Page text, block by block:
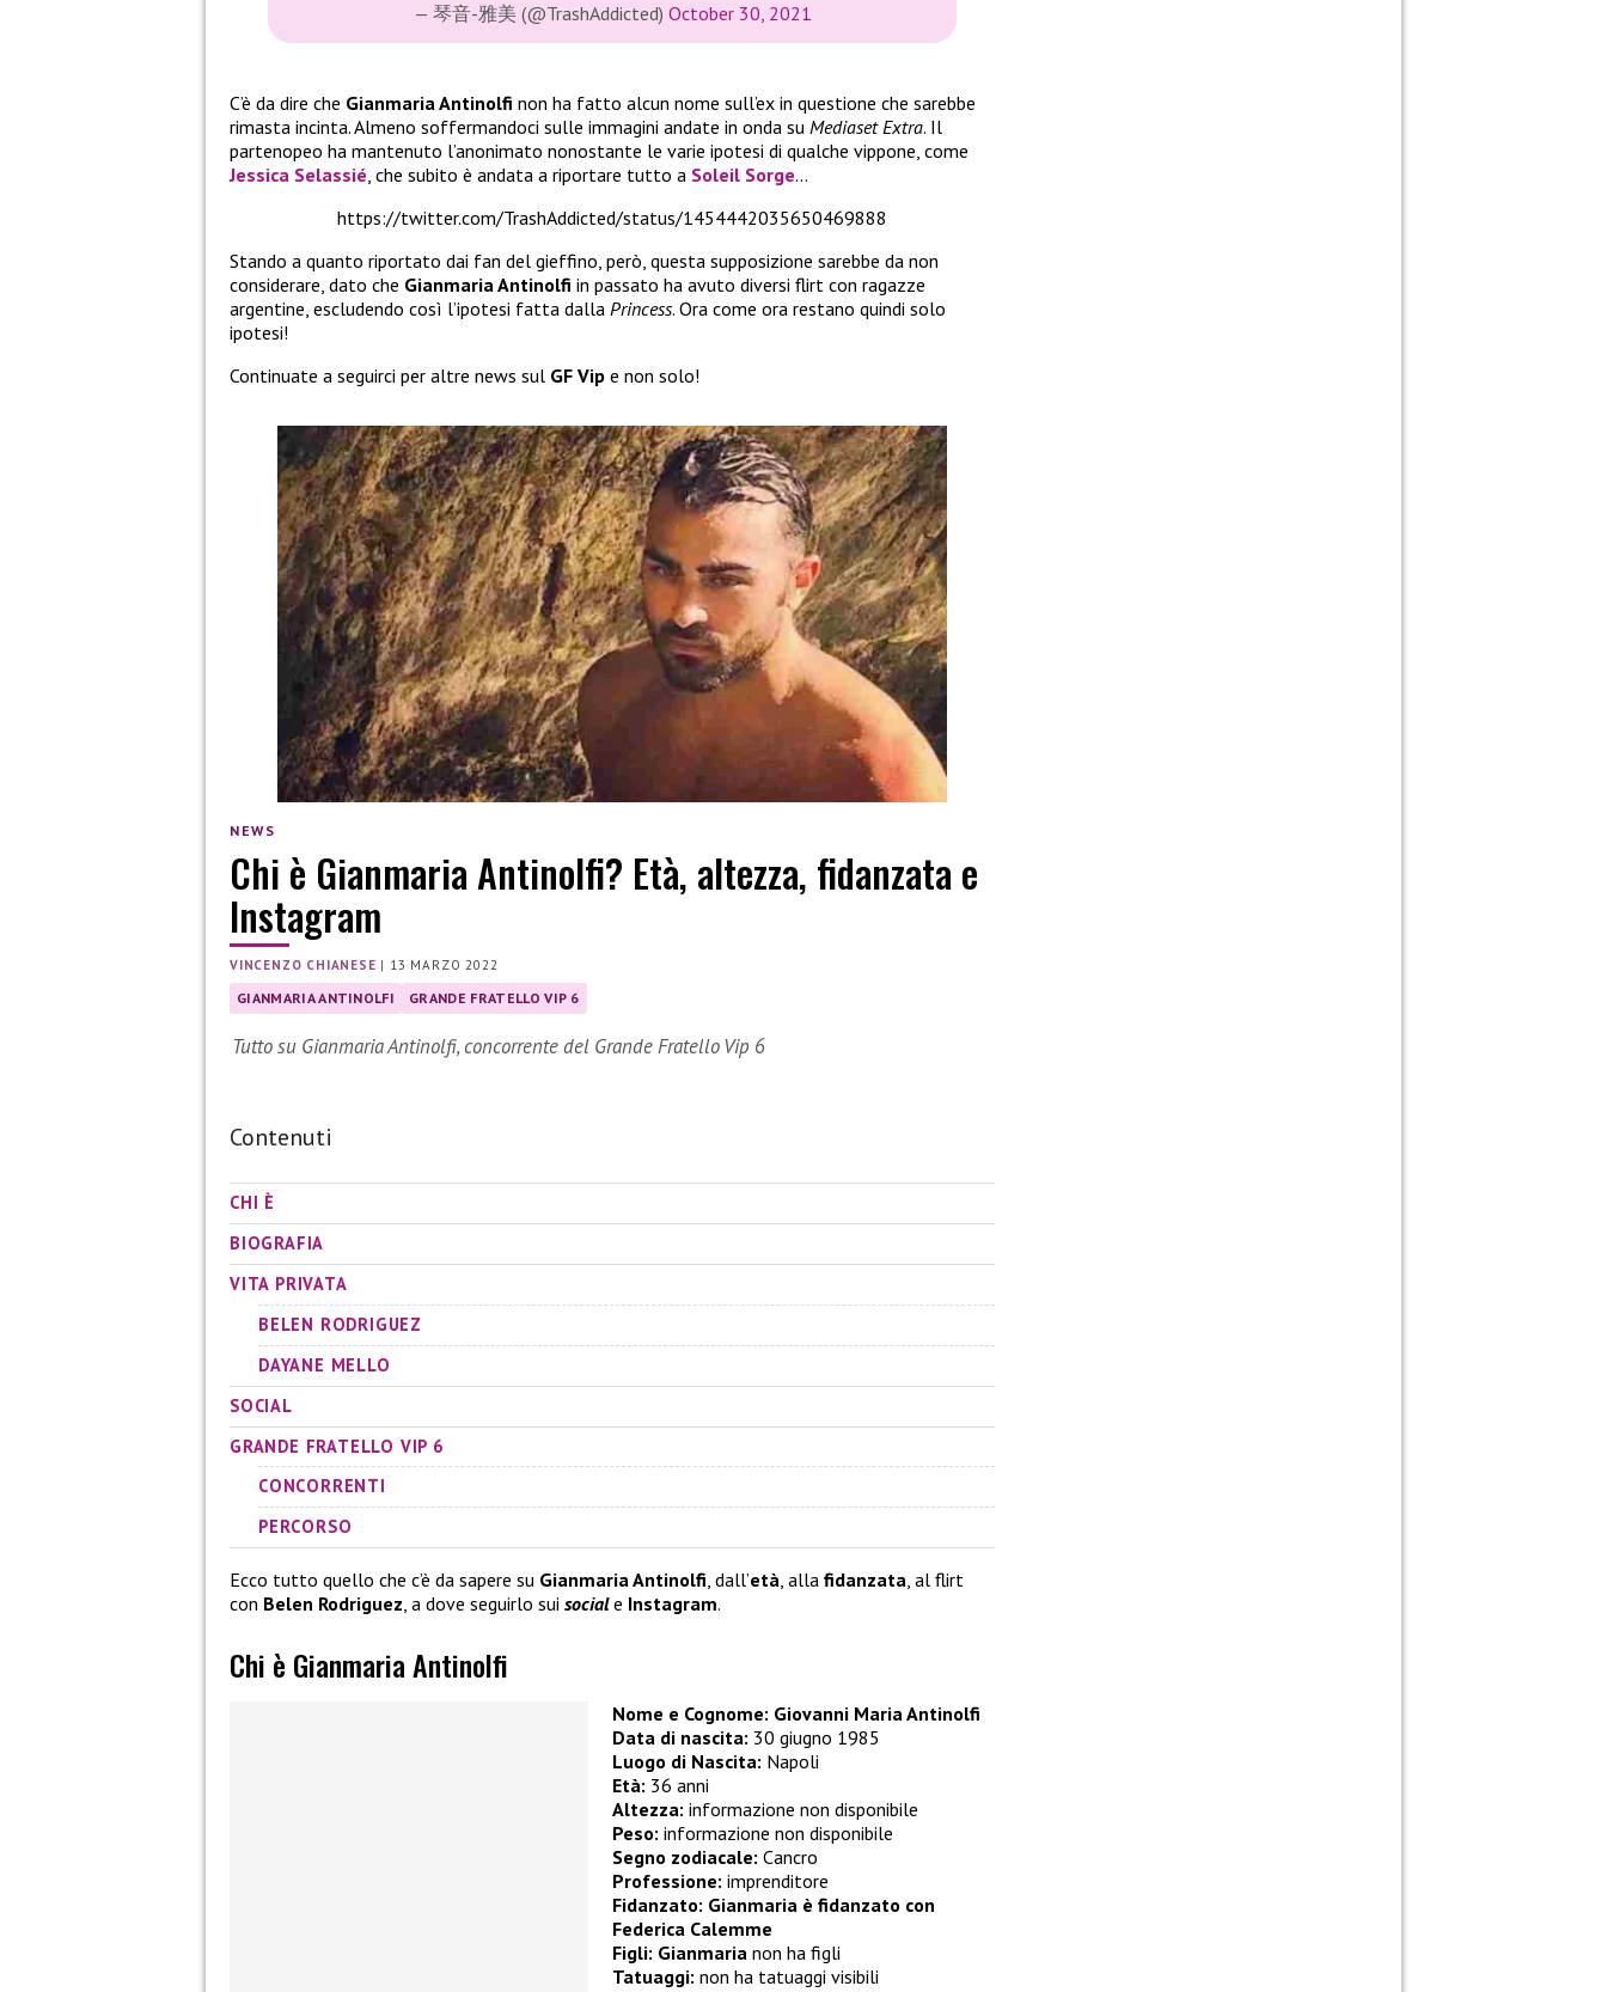
— 琴音-雅美 (@TrashAddicted) October 30, 2021
C’è da dire che Gianmaria Antinolfi non ha fatto alcun nome sull’ex in questione che sarebbe
rimasta incinta. Almeno soffermandoci sulle immagini andate in onda su Mediaset Extra. Il
partenopeo ha mantenuto l’anonimato nonostante le varie ipotesi di qualche vippone, come
Jessica Selassié, che subito è andata a riportare tutto a Soleil Sorge…
https://twitter.com/TrashAddicted/status/1454442035650469888
Stando a quanto riportato dai fan del gieffino, però, questa supposizione sarebbe da non
considerare, dato che Gianmaria Antinolfi in passato ha avuto diversi flirt con ragazze
argentine, escludendo così l’ipotesi fatta dalla Princess. Ora come ora restano quindi solo
ipotesi!
Continuate a seguirci per altre news sul GF Vip e non solo!
NEWS
Chi è Gianmaria Antinolfi? Età, altezza, fidanzata e
Instagram
VINCENZO CHIANESE | 13 MARZO 2022
GIANMARIA ANTINOLFI GRANDE FRATELLO VIP 6
Tutto su Gianmaria Antinolfi, concorrente del Grande Fratello Vip 6
Contenuti
CHI È
BIOGRAFIA
VITA PRIVATA
BELEN RODRIGUEZ
DAYANE MELLO
SOCIAL
GRANDE FRATELLO VIP 6
CONCORRENTI
PERCORSO
Ecco tutto quello che c’è da sapere su Gianmaria Antinolfi, dall’età, alla fidanzata, al flirt
con Belen Rodriguez, a dove seguirlo sui sociale Instagram.
Chi è Gianmaria Antinolfi
Nome e Cognome: Giovanni Maria Antinolfi
Data di nascita: 30 giugno 1985
Luogo di Nascita: Napoli
Età: 36 anni
Altezza: informazione non disponibile
Peso: informazione non disponibile
Segno zodiacale: Cancro
Professione: imprenditore
Fidanzato: Gianmaria è fidanzato con
Federica Calemme
Figli: Gianmaria non ha figli
Tatuaggi: non ha tatuaggi visibili